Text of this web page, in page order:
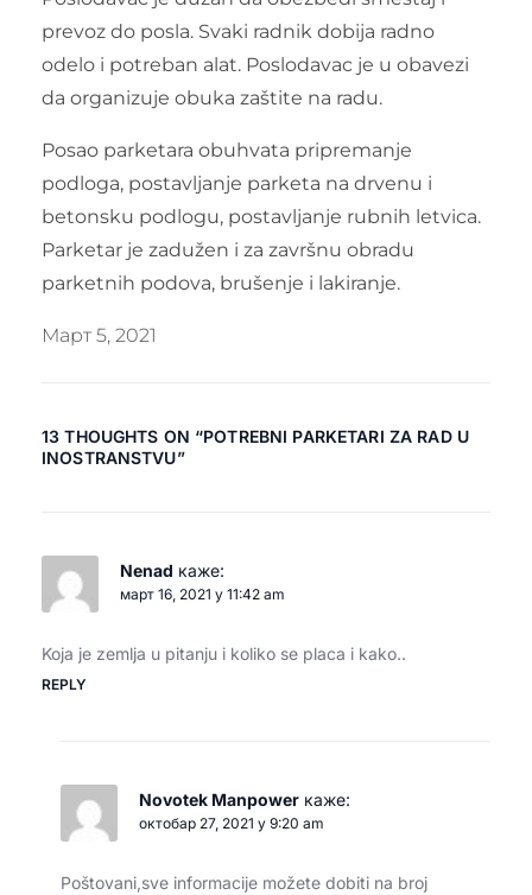
prevoz do posla. Svaki radnik dobija radno
odelo i potreban alat. Poslodavac je u obavezi
da organizuje obuka zaštite na radu.
Posao parketara obuhvata pripremanje
podloga, postavljanje parketa na drvenu i
betonsku podlogu, postavljanje rubnih letvica.
Parketar je zadužen i za završnu obradu
parketnih podova, brušenje i lakiranje.
Март 5, 2021
13 THOUGHTS ON “POTREBNI PARKETARI ZA RAD U
INOSTRANSTVU”
Nenad каже:
март 16, 2021 у 11:42 am
Koja je zemlja u pitanju i koliko se placa i kako..
REPLY
Novotek Manpower каже:
октобар 27, 2021 у 9:20 am
Poštovani,sve informacije možete dobiti na broj